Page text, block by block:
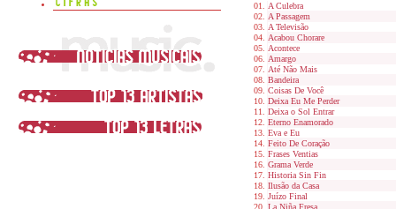
A Culebra
A Passagem
A Televisão
Acabou Chorare
Acontece
Amargo
Até Não Mais
Bandeira
Coisas De Você
Deixa Eu Me Perder
Deixa o Sol Entrar
Eterno Enamorado
Eva e Eu
Feito De Coração
Frases Ventias
Grama Verde
Historia Sin Fin
Ilusão da Casa
Juízo Final
La Niña Fresa